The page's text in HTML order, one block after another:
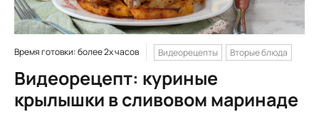
Время готовки: более 2х часов Видеорецепты Вторые блюда
Видеорецепт: куриные
крылышки в сливовом маринаде